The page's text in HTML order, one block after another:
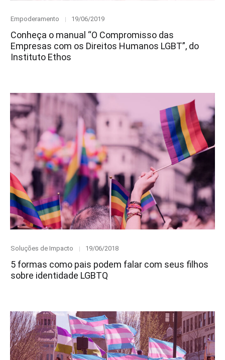
Category
Empoderamento
Posted
19/06/2019
Conheça o manual “O Compromisso das
Empresas com os Direitos Humanos LGBT”, do
Instituto Ethos
Category
Soluções de Impacto
Posted
19/06/2018
5 formas como pais podem falar com seus filhos
sobre identidade LGBTQ